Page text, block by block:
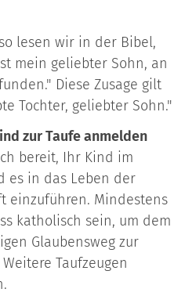
lesen wir in der Bibel,
mein geliebter Sohn, an
Diese Zusage gilt
Tochter, geliebter Sohn."
zur Taufe anmelden
bereit, Ihr Kind im
es in das Leben der
einzuführen. Mindestens
katholisch sein, um dem
Glaubensweg zur
Taufzeugen